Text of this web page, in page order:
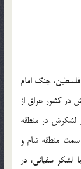
جنگ امام
در کشور عراق از
لشکرش در منطقه
سمت منطقه شام و
سفیانی، در